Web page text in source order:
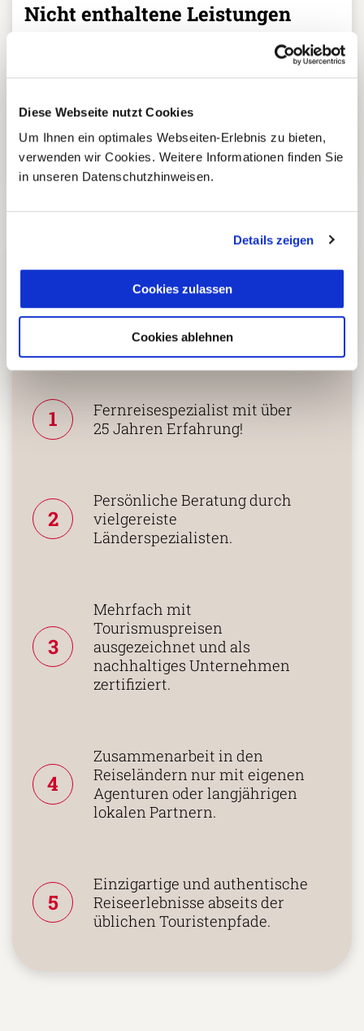
Diese Webseite nutzt Cookies
Um Ihnen ein optimales Webseiten-Erlebnis zu bieten,
verwenden wir Cookies. Weitere Informationen finden Sie
in unseren Datenschutzhinweisen.
Details zeigen
Cookies zulassen
Cookies ablehnen
Nicht enthaltene Leistungen
Internationale Langstreckenflüge und Inlandsflüge
Sie hinzu)
Optional genannte Ausflüge
Nicht genannte Mahlzeiten und Getränke
Trinkgelder
5 Gründe warum Sie mit Ihrer
Buchung bei uns
die richtige Entscheidung
1
Fernreisespezialist mit über
2
Persönliche Beratung durch
vielgereiste
3
Mehrfach mit
Tourismuspreisen
ausgezeichnet und als
nachhaltiges Unternehmen
4
Zusammenarbeit in den
Reiseländern nur mit eigenen
Agenturen oder langjährigen
5
Einzigartige und authentische
Reiseerlebnisse abseits der